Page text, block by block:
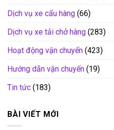
Dịch vụ xe cẩu hàng (66)
Dịch vụ xe tải chở hàng (283)
Hoạt động vận chuyển (423)
Hướng dẫn vận chuyển (19)
Tin tức (183)
BÀI VIẾT MỚI